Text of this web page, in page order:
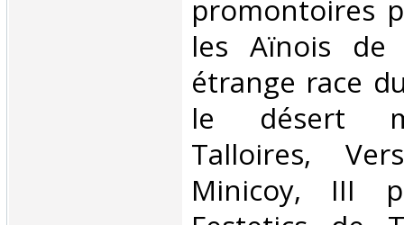
promontoires
les Aïnois de
étrange race
le désert
Talloires,
Minicoy, III